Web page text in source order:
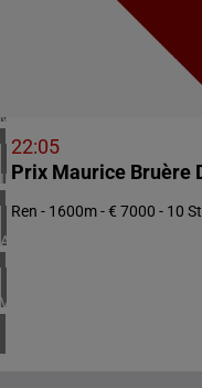
VERENIGD KONINKRIJK
6 meeting(s)
IERLAND
2 meeting(s)
ARGENTINIË
1 meeting(s)
VERENIGDE STATEN
4 meeting(s)
22:05
Ren - 1600m - € 7000 - 10